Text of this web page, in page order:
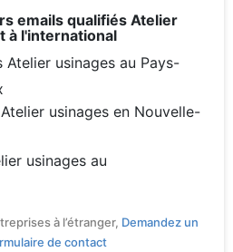
emails qualifiés Atelier
à l'international
Atelier usinages au Pays-
usinages en Nouvelle-
usinages au
à l’étranger, Demandez un
de contact